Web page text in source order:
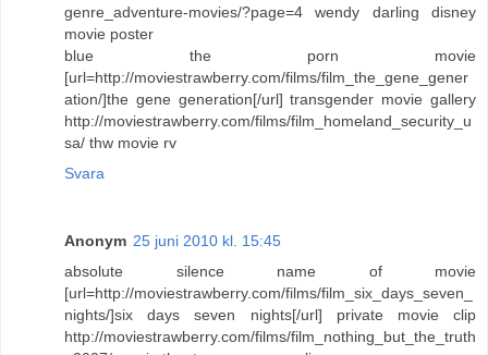
genre_adventure-movies/?page=4 wendy darling disney
movie poster
blue the porn movie
[url=http://moviestrawberry.com/films/film_the_gene_gener
ation/]the gene generation[/url] transgender movie gallery
http://moviestrawberry.com/films/film_homeland_security_u
sa/ thw movie rv
Svara
Anonym 25 juni 2010 kl. 15:45
absolute silence name of movie
[url=http://moviestrawberry.com/films/film_six_days_seven_
nights/]six days seven nights[/url] private movie clip
http://moviestrawberry.com/films/film_nothing_but_the_truth